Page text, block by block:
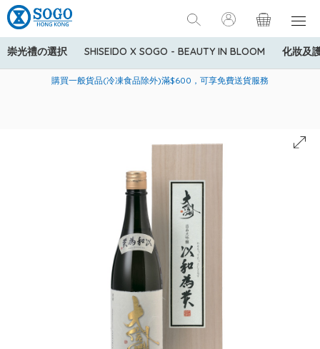
崇光禮の選択 SHISEIDO X SOGO - BEAUTY IN BLOOM 化妝及
美國運通Explorer®信用卡會員購物禮遇：高達5%簽賬回贈！
購買一般貨品(冷凍食品除外)滿$600，可享免費送貨服務
寄送中國內地服務只適用於指定商品，若訂單金額少於HK$600(折